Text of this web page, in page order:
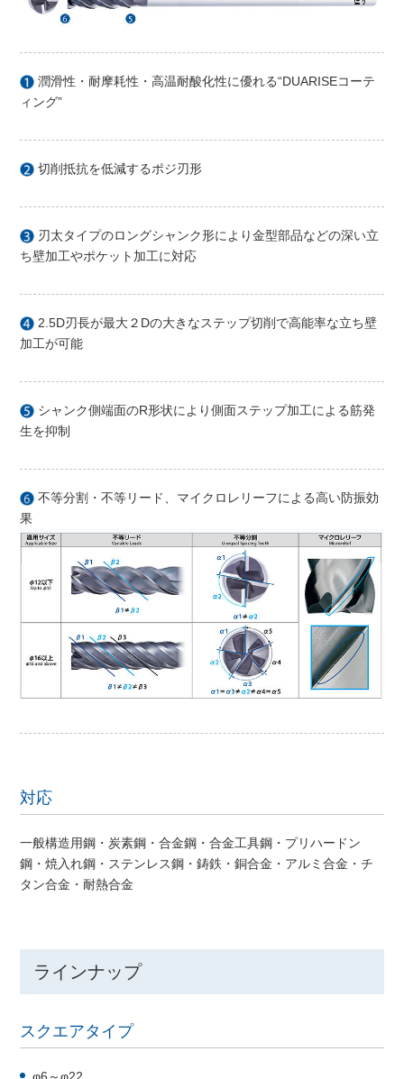
潤滑性・耐摩耗性・高温耐酸化性に優れる“DUARISEコーテ
ィング”
切削抵抗を低減するポジ刃形
刃太タイプのロングシャンク形により金型部品などの深い立
ち壁加工やポケット加工に対応
2.5D刃長が最大２Dの大きなステップ切削で高能率な立ち壁
加工が可能
シャンク側端面のR形状により側面ステップ加工による筋発
生を抑制
不等分割・不等リード、マイクロレリーフによる高い防振効
果
対応
一般構造用鋼・炭素鋼・合金鋼・合金工具鋼・プリハードン
鋼・焼入れ鋼・ステンレス鋼・鋳鉄・銅合金・アルミ合金・チ
タン合金・耐熱合金
ラインナップ
スクエアタイプ
φ6～φ22